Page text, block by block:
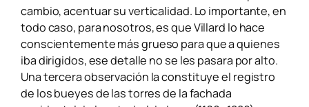
cambio, acentuar su verticalidad. Lo importante, en
todo caso, para nosotros, es que Villard lo hace
conscientemente más grueso para que a quienes
iba dirigidos, ese detalle no se les pasara por alto.
Una tercera observación la constituye el registro
de los bueyes de las torres de la fachada